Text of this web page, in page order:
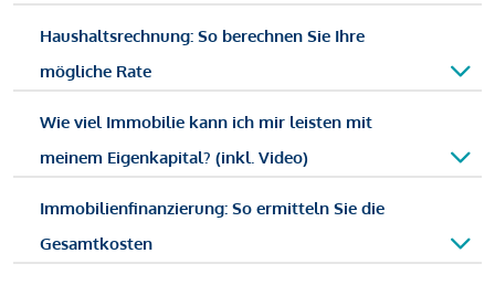
Haushaltsrechnung: So berechnen Sie Ihre
mögliche Rate
Wie viel Immobilie kann ich mir leisten mit
meinem Eigenkapital? (inkl. Video)
Immobilienfinanzierung: So ermitteln Sie die
Gesamtkosten